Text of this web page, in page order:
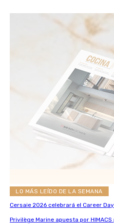
LO MÁS LEÍDO DE LA SEMANA
Cersaie 2026 celebrará el Career
Privilège Marine apuesta por